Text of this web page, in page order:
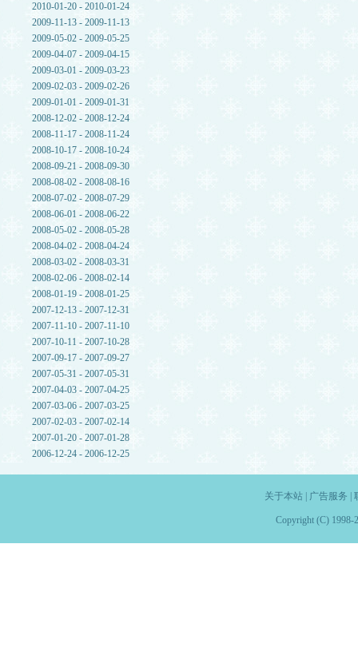
2010-01-20 - 2010-01-24
2009-11-13 - 2009-11-13
2009-05-02 - 2009-05-25
2009-04-07 - 2009-04-15
2009-03-01 - 2009-03-23
2009-02-03 - 2009-02-26
2009-01-01 - 2009-01-31
2008-12-02 - 2008-12-24
2008-11-17 - 2008-11-24
2008-10-17 - 2008-10-24
2008-09-21 - 2008-09-30
2008-08-02 - 2008-08-16
2008-07-02 - 2008-07-29
2008-06-01 - 2008-06-22
2008-05-02 - 2008-05-28
2008-04-02 - 2008-04-24
2008-03-02 - 2008-03-31
2008-02-06 - 2008-02-14
2008-01-19 - 2008-01-25
2007-12-13 - 2007-12-31
2007-11-10 - 2007-11-10
2007-10-11 - 2007-10-28
2007-09-17 - 2007-09-27
2007-05-31 - 2007-05-31
2007-04-03 - 2007-04-25
2007-03-06 - 2007-03-25
2007-02-03 - 2007-02-14
2007-01-20 - 2007-01-28
2006-12-24 - 2006-12-25
关于本站| 广告服务
Copyright (C) 1998-